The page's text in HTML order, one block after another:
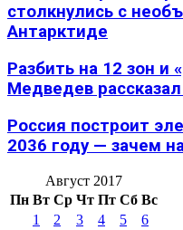
столкнулись с
Антарктиде
Разбить на 12 зон и
Медведев
Россия построит
2036 году — зачем
Август 2017
Пн Вт Ср Чт Пт Сб Вс
1
2 3 4 5
6